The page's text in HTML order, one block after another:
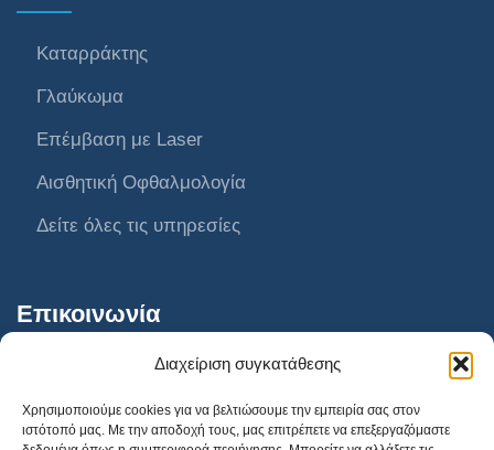
Διαχείριση συγκατάθεσης
Χρησιμοποιούμε cookies για να βελτιώσουμε την εμπειρία σας στον
ιστότοπό μας. Με την αποδοχή τους, μας επιτρέπετε να επεξεργαζόμαστε
Καταρράκτης
Γλαύκωμα
Επέμβαση με Laser
Αισθητική Οφθαλμολογία
Δείτε όλες τις υπηρεσίες
Επικοινωνία
AthensVision Μαρούσι